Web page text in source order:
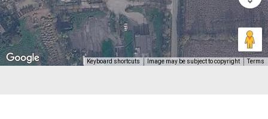
Keyboard shortcuts Image may be subject to copyright Terms